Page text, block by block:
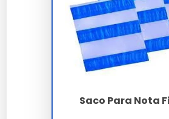
Você pode adquirir osaco
em lojas especializadas em
papelarias e também em
Prembalagens.
Manutenção e
Para garantir a durabilidade do
Saco Para Nota